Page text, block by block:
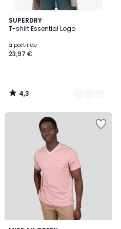
SUPERDRY
T-shirt Essential Logo
à partir de
23,97 €
4,3
/ 5
17
Couleurs
4,3
/